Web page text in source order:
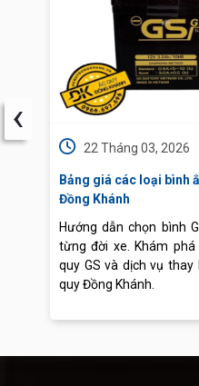
22 Tháng 03, 2026
Bảng giá các loại bình
Đồng Khánh
Hướng dẫn chọn bình
từng đời xe. Khám
quy GS và dịch vụ
quy Đồng Khánh.
‹